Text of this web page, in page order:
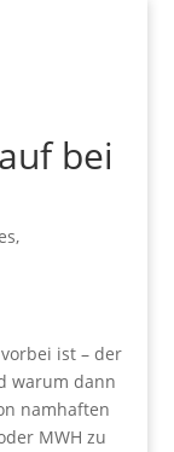
bei
,
ist – der
warum dann
namhaften
MWH zu